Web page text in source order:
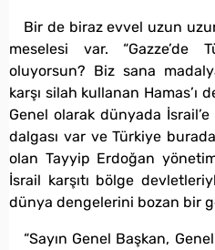
Bir de biraz evvel uzun
meselesi var. “Gazze’de
oluyorsun? Biz sana
karşı silah kullanan Hamas’ı
Genel olarak dünyada
dalgası var ve Türkiye
olan Tayyip Erdoğan
İsrail karşıtı bölge
dünya dengelerini bozan bir
“Sayın Genel Başkan,